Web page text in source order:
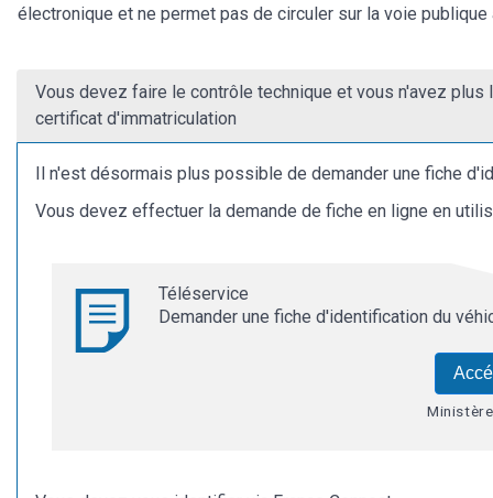
électronique et ne permet pas de circuler sur la voie publique
Vous devez faire le contrôle technique et vous n'avez plus
certificat d'immatriculation
Il n'est désormais plus possible de demander une fiche
Vous devez effectuer la demande de fiche en ligne en
Téléservice
Demander une fiche d'identification du